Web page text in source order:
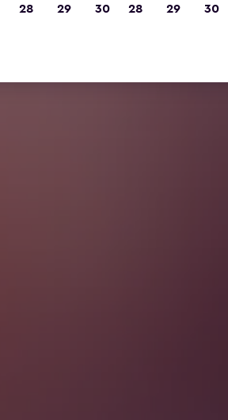
28 29 30 28 29 30